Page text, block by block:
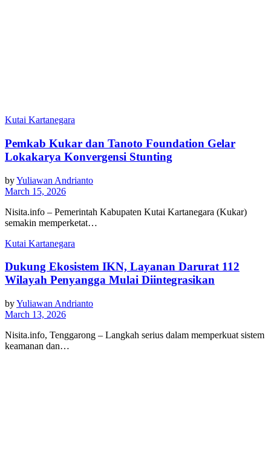
Kutai Kartanegara
Pemkab Kukar dan Tanoto Foundation Gelar
Lokakarya Konvergensi Stunting
byYuliawan Andrianto
March 15, 2026
Nisita.info – Pemerintah Kabupaten Kutai Kartanegara (Kukar)
semakin memperketat…
Kutai Kartanegara
Dukung Ekosistem IKN, Layanan Darurat 112
Wilayah Penyangga Mulai Diintegrasikan
byYuliawan Andrianto
March 13, 2026
Nisita.info, Tenggarong – Langkah serius dalam memperkuat sistem
keamanan dan…